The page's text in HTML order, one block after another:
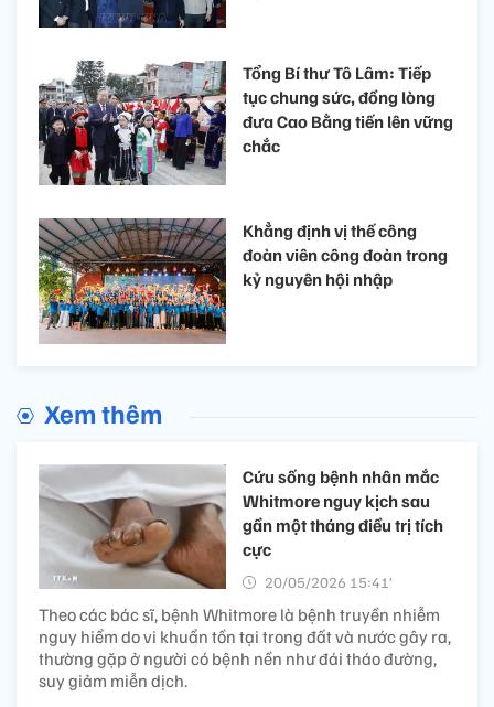
Tổng Bí thư Tô Lâm: Tiếp
tục chung sức, đồng lòng
đưa Cao Bằng tiến lên vững
chắc
Khẳng định vị thế công
đoàn viên công đoàn trong
kỷ nguyên hội nhập
Xem thêm
Cứu sống bệnh nhân mắc
Whitmore nguy kịch sau
gần một tháng điều trị tích
cực
20/05/2026 15:41’
Theo các bác sĩ, bệnh Whitmore là bệnh truyền nhiễm
nguy hiểm do vi khuẩn tồn tại trong đất và nước gây ra,
thường gặp ở người có bệnh nền như đái tháo đường,
suy giảm miễn dịch.